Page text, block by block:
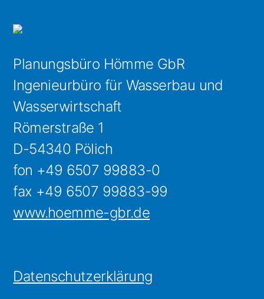
Planungsbüro Hömme GbR
Ingenieurbüro für Wasserbau und
Wasserwirtschaft
Römerstraße 1
D-54340 Pölich
fon +49 6507 99883-0
fax +49 6507 99883-99
www.hoemme-gbr.de
Datenschutzerklärung